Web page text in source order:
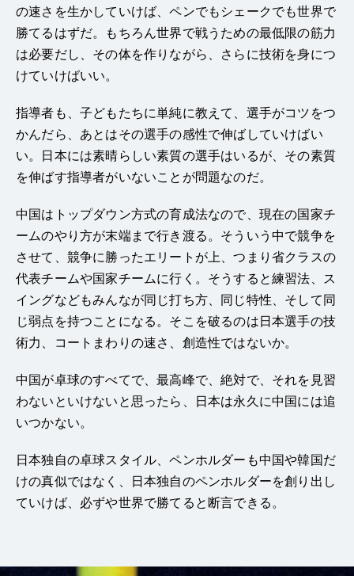
の速さを生かしていけば、ペンでもシェークでも世界で
勝てるはずだ。もちろん世界で戦うための最低限の筋力
は必要だし、その体を作りながら、さらに技術を身につ
けていけばいい。
指導者も、子どもたちに単純に教えて、選手がコツをつ
かんだら、あとはその選手の感性で伸ばしていけばい
い。日本には素晴らしい素質の選手はいるが、その素質
を伸ばす指導者がいないことが問題なのだ。
中国はトップダウン方式の育成法なので、現在の国家チ
ームのやり方が末端まで行き渡る。そういう中で競争を
させて、競争に勝ったエリートが上、つまり省クラスの
代表チームや国家チームに行く。そうすると練習法、ス
イングなどもみんなが同じ打ち方、同じ特性、そして同
じ弱点を持つことになる。そこを破るのは日本選手の技
術力、コートまわりの速さ、創造性ではないか。
中国が卓球のすべてで、最高峰で、絶対で、それを見習
わないといけないと思ったら、日本は永久に中国には追
いつかない。
日本独自の卓球スタイル、ペンホルダーも中国や韓国だ
けの真似ではなく、日本独自のペンホルダーを創り出し
ていけば、必ずや世界で勝てると断言できる。